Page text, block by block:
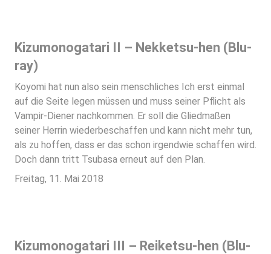
Kizumonogatari II – Nekketsu-hen (Blu-
ray)
Koyomi hat nun also sein menschliches Ich erst einmal
auf die Seite legen müssen und muss seiner Pflicht als
Vampir-Diener nachkommen. Er soll die Gliedmaßen
seiner Herrin wiederbeschaffen und kann nicht mehr tun,
als zu hoffen, dass er das schon irgendwie schaffen wird.
Doch dann tritt Tsubasa erneut auf den Plan.
Freitag, 11. Mai 2018
Kizumonogatari III – Reiketsu-hen (Blu-